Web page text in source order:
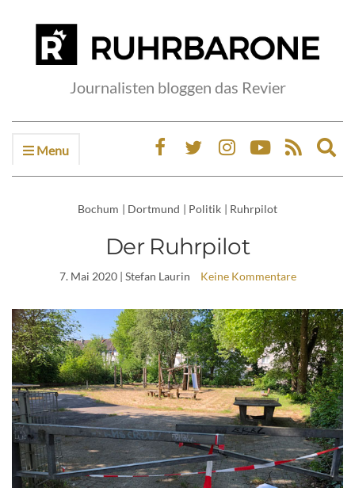
Journalisten bloggen das Revier
Menu
Bochum | Dortmund | Politik | Ruhrpilot
Der Ruhrpilot
7. Mai 2020| Stefan Laurin Keine Kommentare